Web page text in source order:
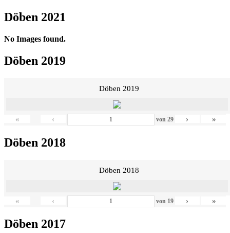
Döben 2021
No Images found.
Döben 2019
Döben 2019
« ‹ von 29 › »
Döben 2018
Döben 2018
« ‹ von 19 › »
Döben 2017